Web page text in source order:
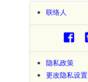
联络人
隐私政策
更改隐私设置